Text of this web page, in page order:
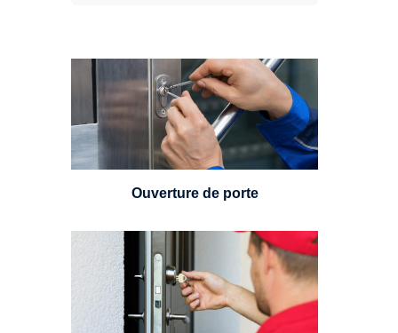
Vous avez perdu vos clés ou la
porte s'est refermée derrière vous
? Un serrurier est disponible
24h/7.
Ouverture de porte
Un serrurier sera en mesure de
choisir et remplacer un cylindre
standard, à 5 leviers ou à 3
leviers, Mul-T-Lock ou encore